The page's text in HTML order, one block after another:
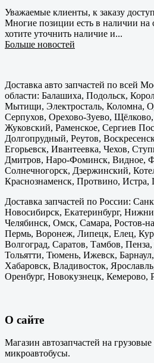
Уважаемые клиенты, к заказу
Многие позиции есть в наличии на
хотите уточнить наличие и...
Больше новостей
Доставка авто запчастей по всей
области: Балашиха, Подольск,
Мытищи, Электросталь, Коломна,
Серпухов, Орехово-Зуево,
Жуковский, Раменское, Сергиев
Долгопрудный, Реутов,
Егорьевск, Ивантеевка, Чехов,
Дмитров, Наро-Фоминск, Видное,
Солнечногорск, Дзержинский,
Краснознаменск, Протвино,
Доставка запчастей по России:
Новосибирск, Екатеринбург,
Челябинск, Омск, Самара, Ростов-
Пермь, Воронеж, Липецк, Елец,
Волгоград, Саратов, Тамбов, Пенза,
Тольятти, Тюмень, Ижевск,
Хабаровск, Владивосток,
Оренбург, Новокузнецк, Кемерово,
О сайте
Магазин автозапчастей на
микроавтобусы.